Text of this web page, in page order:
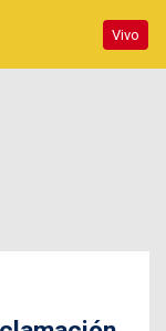
Vivo